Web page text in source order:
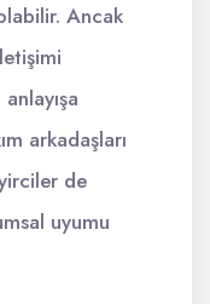
Ancak
anlayışa
arkadaşları
de
uyumu